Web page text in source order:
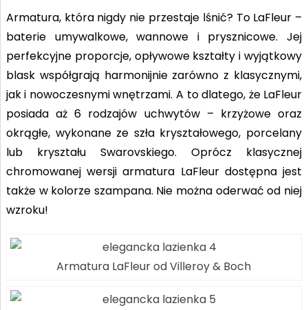
Armatura, która nigdy nie przestaje lśnić? To LaFleur –
baterie umywalkowe, wannowe i prysznicowe. Jej
perfekcyjne proporcje, opływowe kształty i wyjątkowy
blask współgrają harmonijnie zarówno z klasycznymi,
jak i nowoczesnymi wnętrzami. A to dlatego, że LaFleur
posiada aż 6 rodzajów uchwytów – krzyżowe oraz
okrągłe, wykonane ze szła kryształowego, porcelany
lub kryształu Swarovskiego. Oprócz klasycznej
chromowanej wersji armatura LaFleur dostępna jest
także w kolorze szampana. Nie można oderwać od niej
wzroku!
Armatura LaFleur od Villeroy & Boch